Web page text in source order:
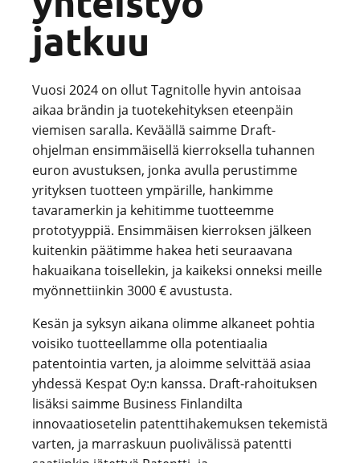
jatkuu
Vuosi 2024 on ollut Tagnitolle hyvin antoisaa
aikaa brändin ja tuotekehityksen eteenpäin
viemisen saralla. Keväällä saimme Draft-
ohjelman ensimmäisellä kierroksella tuhannen
euron avustuksen, jonka avulla perustimme
yrityksen tuotteen ympärille, hankimme
tavaramerkin ja kehitimme tuotteemme
prototyyppiä. Ensimmäisen kierroksen jälkeen
kuitenkin päätimme hakea heti seuraavana
hakuaikana toisellekin, ja kaikeksi onneksi meille
myönnettiinkin 3000 € avustusta.
Kesän ja syksyn aikana olimme alkaneet pohtia
voisiko tuotteellamme olla potentiaalia
patentointia varten, ja aloimme selvittää asiaa
yhdessä Kespat Oy:n kanssa. Draft-rahoituksen
lisäksi saimme Business Finlandilta
innovaatiosetelin patenttihakemuksen tekemistä
varten, ja marraskuun puolivälissä patentti